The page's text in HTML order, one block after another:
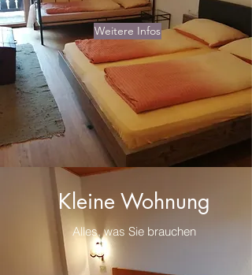
Weitere Infos
Kleine Wohnung
Alles, was Sie brauchen